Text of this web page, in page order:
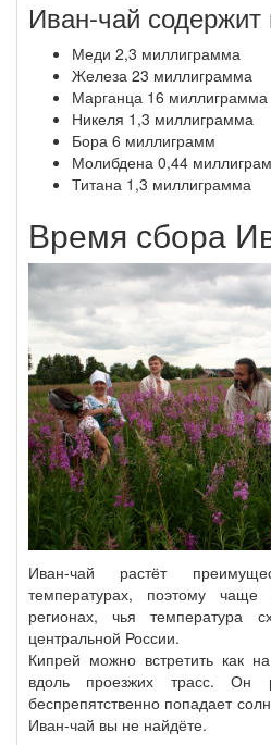
Иван-чай содержит
Меди 2,3 миллиграмма
Железа 23 миллиграмма
Марганца 16 миллиграмма
Никеля 1,3 миллиграмма
Бора 6 миллиграмм
Молибдена 0,44
Титана 1,3 миллиграмма
Время сбора
Иван-чай растёт
температурах, поэтому
регионах, чья температура
центральной России.
Кипрей можно встретить как
вдоль проезжих трасс. Он
беспрепятственно попадает
Иван-чай вы не найдёте.